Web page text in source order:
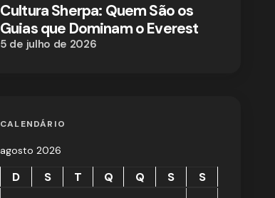
Cultura Sherpa: Quem São os
Guias que Dominam o Everest
5 de julho de 2026
CALENDÁRIO
agosto 2026
D S T Q Q S
S